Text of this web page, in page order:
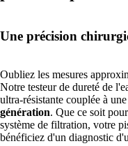
Une précision
Oubliez les mesures
Notre testeur de dureté de
ultra-résistante couplée à une
génération. Que ce soit
système de filtration, votre
bénéficiez d'un diagnostic